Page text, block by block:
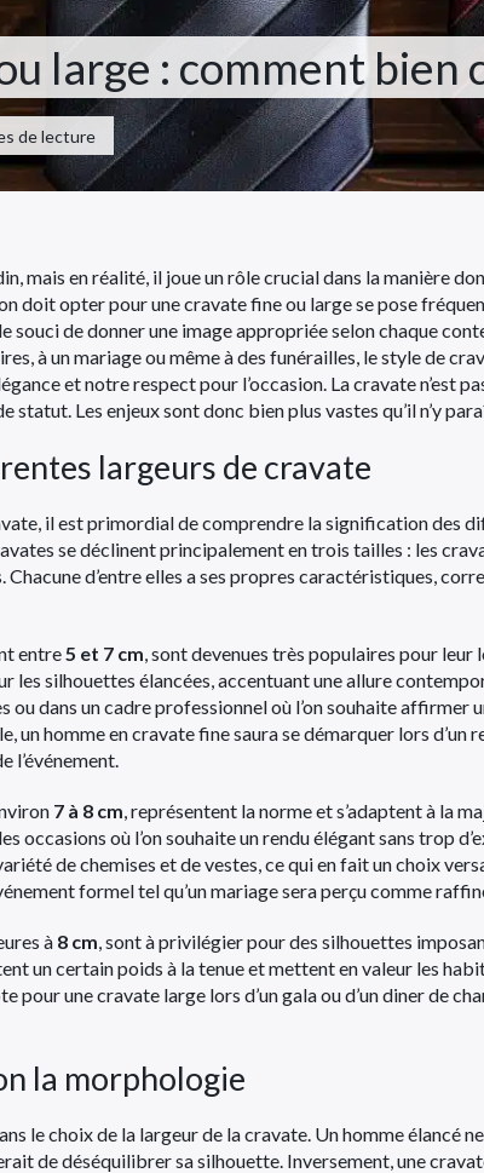
large : comment bien
de lecture
mais en réalité, il joue un rôle crucial dans la manière
doit opter pour une cravate fine ou large se pose
de donner une image appropriée selon chaque
à un mariage ou même à des funérailles, le style de
et notre respect pour l’occasion. La cravate n’est
statut. Les enjeux sont donc bien plus vastes qu’il n’y
largeurs de cravate
il est primordial de comprendre la signification des
se déclinent principalement en trois tailles : les
d’entre elles a ses propres caractéristiques,
entre5 et 7 cm, sont devenues très populaires pour leur
les silhouettes élancées, accentuant une allure
dans un cadre professionnel où l’on souhaite affirmer
un homme en cravate fine saura se démarquer lors d’un
l’événement.
7 à 8 cm, représentent la norme et s’adaptent à la
occasions où l’on souhaite un rendu élégant sans trop
de chemises et de vestes, ce qui en fait un choix
formel tel qu’un mariage sera perçu comme
à 8 cm, sont à privilégier pour des silhouettes
un certain poids à la tenue et mettent en valeur les
pour une cravate large lors d’un gala ou d’un diner de
la morphologie
le choix de la largeur de la cravate. Un homme élancé
de déséquilibrer sa silhouette. Inversement, une